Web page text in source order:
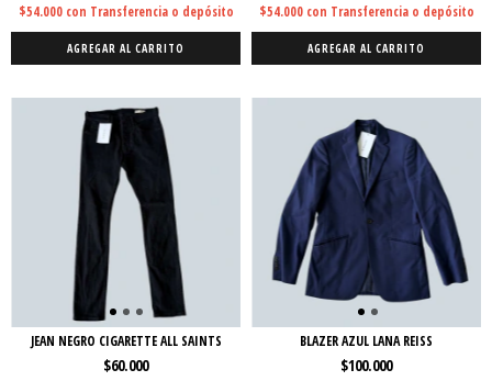
$54.000 con Transferencia o depósito
AGREGAR AL CARRITO
$54.000 con Transferencia o depósito
AGREGAR AL CARRITO
JEAN NEGRO CIGARETTE ALL SAINTS
$60.000
BLAZER AZUL LANA REISS
$100.000